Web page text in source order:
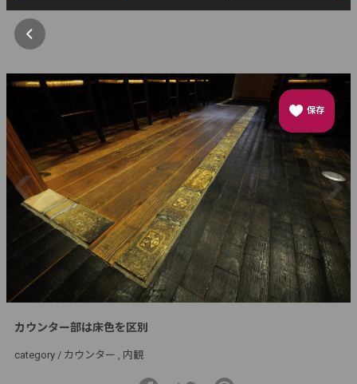
保存
カウンター部は床色を区別
category / カウンター 内観